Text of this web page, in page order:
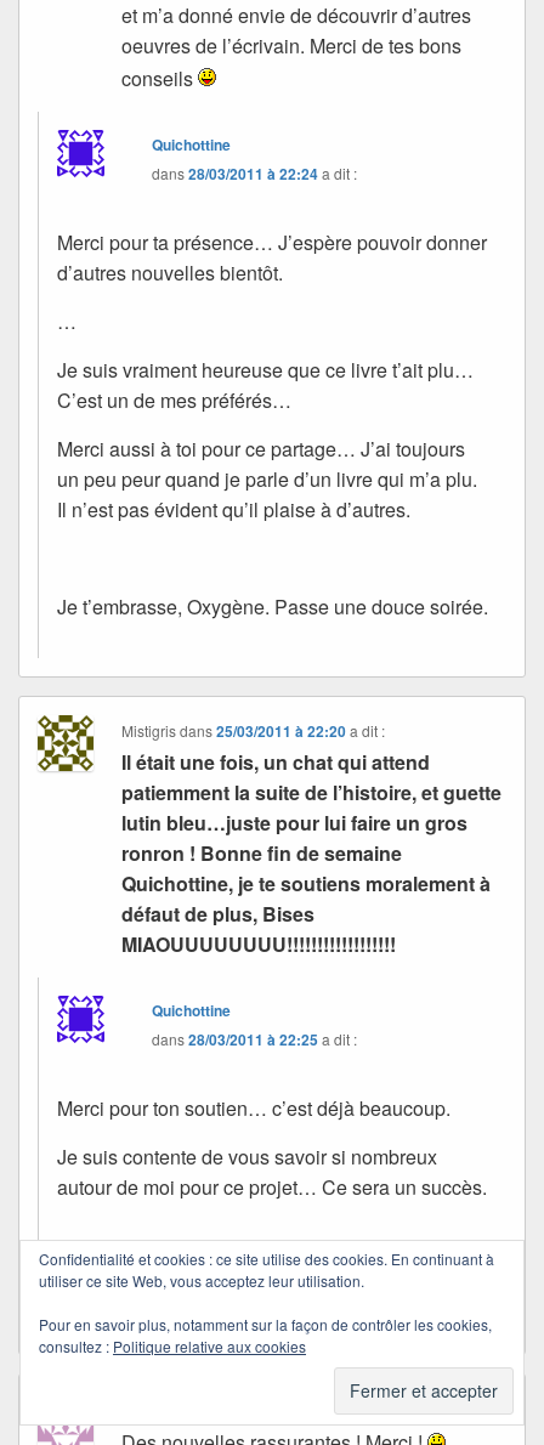
et m’a donné envie de découvrir d’autres
oeuvres de l’écrivain. Merci de tes bons
conseils
Quichottine
dans28/03/2011 à 22:24a dit :
Merci pour ta présence… J’espère pouvoir donner
d’autres nouvelles bientôt.
…
Je suis vraiment heureuse que ce livre t’ait plu…
C’est un de mes préférés…
Merci aussi à toi pour ce partage… J’ai toujours
un peu peur quand je parle d’un livre qui m’a plu.
Il n’est pas évident qu’il plaise à d’autres.
Je t’embrasse, Oxygène. Passe une douce soirée.
Mistigrisdans25/03/2011 à 22:20 a dit :
Il était une fois, un chat qui attend
patiemment la suite de l’histoire, et guette
lutin bleu…juste pour lui faire un gros
ronron ! Bonne fin de semaine
Quichottine, je te soutiens moralement à
défaut de plus, Bises
MIAOUUUUUUUU!!!!!!!!!!!!!!!!!!
Quichottine
dans28/03/2011 à 22:25a dit :
Merci pour ton soutien… c’est déjà beaucoup.
Je suis contente de vous savoir si nombreux
autour de moi pour ce projet… Ce sera un succès.
Bisous.
25/03/2011 à 22:48
Confidentialité et cookies : ce site utilise des cookies. En continuant à
utiliser ce site Web, vous acceptez leur utilisation.
Pour en savoir plus, notamment sur la façon de contrôler les cookies,
consultez : Politique relative aux cookies